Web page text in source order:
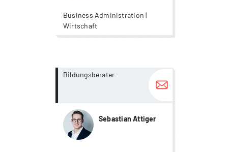
Business Administration |
Wirtschaft
Bildungsberater
Sebastian Attiger
more...
more...